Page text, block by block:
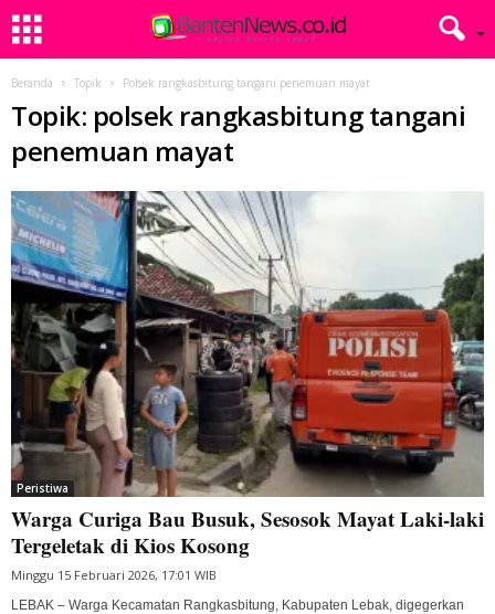
Beranda Topik Polsek rangkasbitung tangani penemuan mayat
Topik: polsek rangkasbitung tangani
penemuan mayat
Peristiwa
Warga Curiga Bau Busuk, Sesosok Mayat Laki-laki
Tergeletak di Kios Kosong
Minggu 15 Februari 2026, 17:01 WIB
LEBAK – Warga Kecamatan Rangkasbitung, Kabupaten Lebak, digegerkan